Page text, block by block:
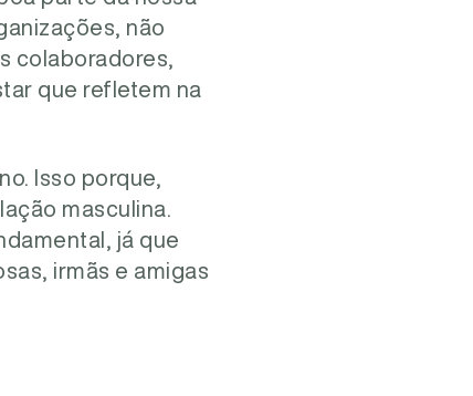
não
colaboradores,
que refletem na
Isso porque,
masculina.
já que
irmãs e amigas